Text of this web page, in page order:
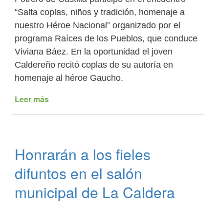
“Salta coplas, niños y tradición, homenaje a
nuestro Héroe Nacional” organizado por el
programa Raíces de los Pueblos, que conduce
Viviana Báez. En la oportunidad el joven
Caldereño recitó coplas de su autoría en
homenaje al héroe Gaucho.
Leer más
en
el
encuentro
coplas,
Honrarán a los fieles
difuntos en el salón
municipal de La Caldera